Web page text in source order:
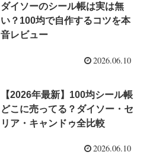
ダイソーのシール帳は実は無
い？100均で自作するコツを本
音レビュー
2026.06.10
【2026年最新】100均シール帳
どこに売ってる？ダイソー・セ
リア・キャンドゥ全比較
2026.06.10